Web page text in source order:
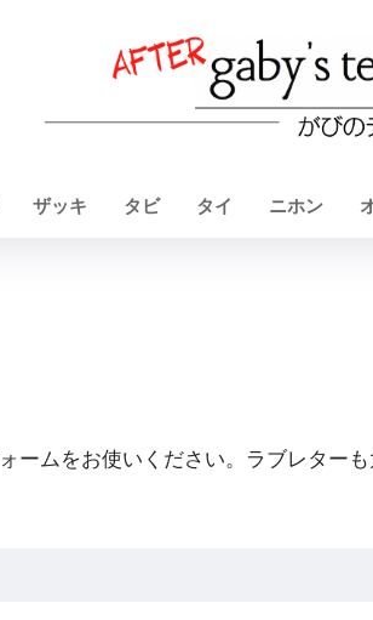
ザッキ タビ タイ ニホン
ームをお使いください。ラブレターも